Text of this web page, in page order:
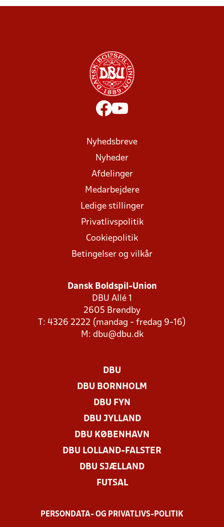
Nyhedsbreve
Nyheder
Afdelinger
Medarbejdere
Ledige stillinger
Privatlivspolitik
Cookiepolitik
Betingelser og vilkår
Dansk Boldspil-Union
DBU Allé 1
2605 Brøndby
T: 4326 2222 (mandag - fredag 9-16)
M: dbu@dbu.dk
DBU
DBU BORNHOLM
DBU FYN
DBU JYLLAND
DBU KØBENHAVN
DBU LOLLAND-FALSTER
DBU SJÆLLAND
FUTSAL
PERSONDATA- OG PRIVATLIVS-POLITIK